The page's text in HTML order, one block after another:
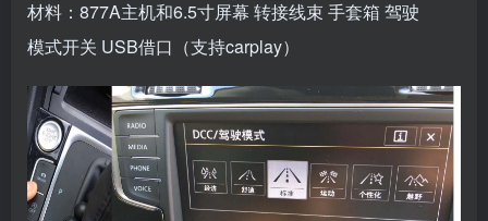
材料：877A主机和6.5寸屏幕 转接线束 手套箱 驾驶
模式开关 USB借口（支持carplay）